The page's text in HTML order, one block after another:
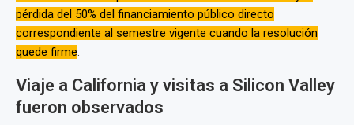
pérdida del 50% del financiamiento público directo
correspondiente al semestre vigente cuando la resolución
quede firme.
Viaje a California y visitas a Silicon Valley
fueron observados